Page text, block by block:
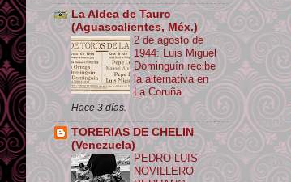
La Aldea de Tauro
(Aguascalientes, Méx.)
2 de agosto de
1944: Luis Miguel
Dominguín recibe
la alternativa en
La Coruña
Hace 3 días.
TORERIAS DE CHELIN
(Venezuela)
PEDRO LUIS
NOVILLERO